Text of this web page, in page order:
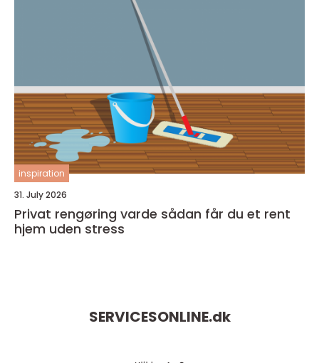
inspiration
31. July 2026
Privat rengøring varde sådan får du et rent
hjem uden stress
SERVICESONLINE.dk